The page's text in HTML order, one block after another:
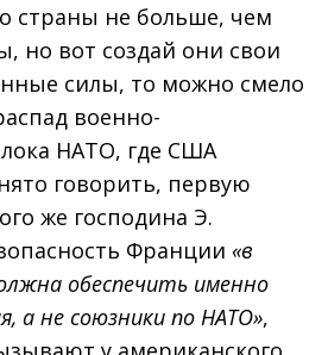
страны не больше, чем
но вот создай они свои
силы, то можно смело
военно-
НАТО, где США
говорить, первую
же господина Э.
Франции «в
обеспечить именно
а не союзники по НАТО»,